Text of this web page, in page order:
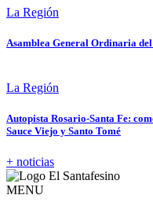
La Región
Asamblea General Ordinaria
La Región
Autopista Rosario-Santa Fe:
Sauce Viejo y Santo Tomé
+ noticias
MENU